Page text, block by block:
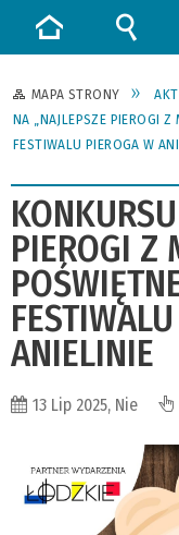
MAPA STRONY
NA „NAJLEPSZE PIEROGI Z
FESTIWALU PIEROGA W
PIEROGI Z
ANIELINIE
13 Lip 2025, Nie
Strona
główna